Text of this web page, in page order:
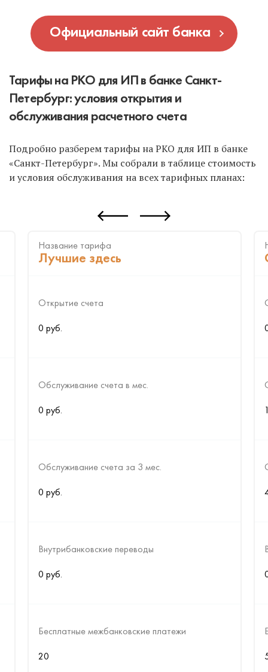
Официальный сайт банка
Тарифы на РКО для ИП в банке Санкт-
Петербург: условия открытия и
обслуживания расчетного счета
Подробно разберем тарифы на РКО для ИП в банке
«Санкт-Петербург». Мы собрали в таблице стоимость
и условия обслуживания на всех тарифных планах:
Название тарифа
Лучшие здесь
Открытие счета
0 руб.
Обслуживание счета в мес.
0 руб.
Обслуживание счета за 3 мес.
0 руб.
Внутрибанковские переводы
0 руб.
Бесплатные межбанковские платежи
20